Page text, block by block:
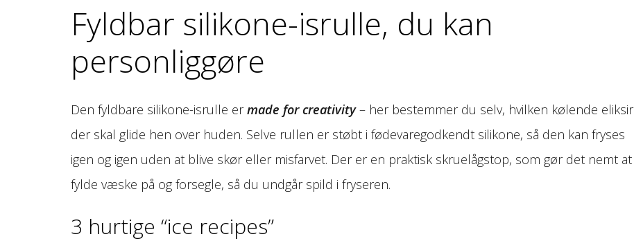
Fyldbar silikone-isrulle, du kan
personliggøre
Den fyldbare silikone-isrulle ermade for creativity– her bestemmer du selv, hvilken kølende eliksir
der skal glide hen over huden. Selve rullen er støbt i fødevaregodkendt silikone, så den kan fryses
igen og igen uden at blive skør eller misfarvet. Der er en praktisk skruelågstop, som gør det nemt at
fylde væske på og forsegle, så du undgår spild i fryseren.
3 hurtige “ice recipes”